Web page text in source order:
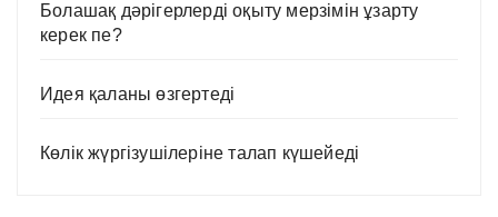
Болашақ дәрігерлерді оқыту мерзімін ұзарту
керек пе?
Идея қаланы өзгертеді
Көлік жүргізушілеріне талап күшейеді